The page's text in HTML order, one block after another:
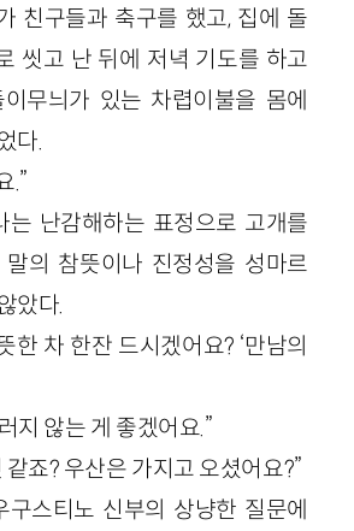
친구들과 축구를 했고, 집에 돌
씻고 난 뒤에 저녁 기도를 하고
무늬가 있는 차렵이불을 몸에
다.
.”
는 난감해하는 표정으로 고개를
말의 참뜻이나 진정성을 성마르
았다.
한 차 한잔 드시겠어요? ‘만남의
지 않는 게 좋겠어요.”
같죠? 우산은 가지고 오셨어요?”
구스티노 신부의 상냥한 질문에